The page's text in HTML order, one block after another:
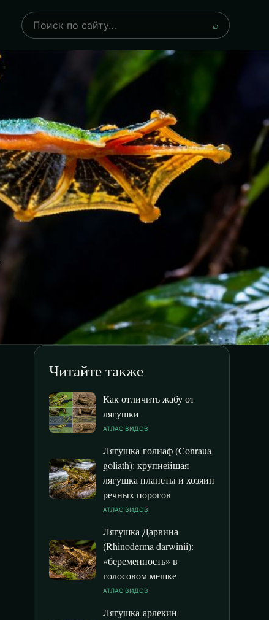
Поиск
⌕
Читайте также
Как отличить жабу от
лягушки
АТЛАС ВИДОВ
Лягушка-голиаф (Conraua
goliath): крупнейшая
лягушка планеты и хозяин
речных порогов
АТЛАС ВИДОВ
Лягушка Дарвина
(Rhinoderma darwinii):
«беременность» в
голосовом мешке
АТЛАС ВИДОВ
Лягушка-арлекин